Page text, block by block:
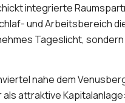
integrierte
und Arbeitsbereich
Tageslicht, sondern
nahe dem
attraktive